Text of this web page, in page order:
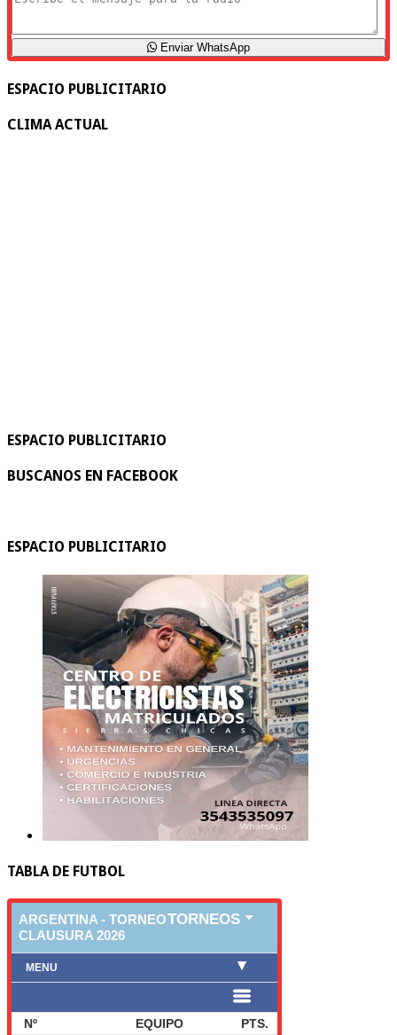
Enviar WhatsApp
ESPACIO PUBLICITARIO
CLIMA ACTUAL
ESPACIO PUBLICITARIO
BUSCANOS EN FACEBOOK
ESPACIO PUBLICITARIO
TABLA DE FUTBOL